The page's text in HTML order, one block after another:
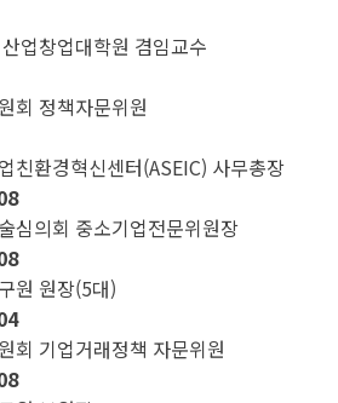
업창업대학원 겸임교수
회 정책자문위원
친환경혁신센터(ASEIC) 사무총장
심의회 중소기업전문위원장
원 원장(5대)
회 기업거래정책 자문위원